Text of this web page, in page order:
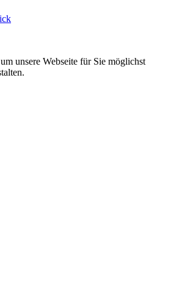
unsere Webseite für Sie möglichst